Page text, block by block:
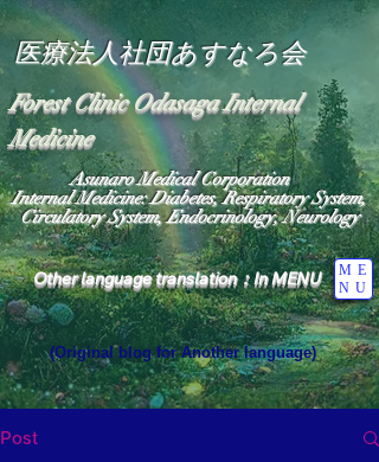
医療法人社団あすなろ会
Forest Clinic Odasaga Internal
Medicine
Other language translation：In MENU
ME
NU
Asunaro Medical Corporation
Internal Medicine: Diabetes, Respiratory System,
Circulatory System, Endocrinology, Neurology
(Original blog for Another language)
Heavens: Beyond the Universe: The World
the God of Light Resides"
Medicine Specialist
Post